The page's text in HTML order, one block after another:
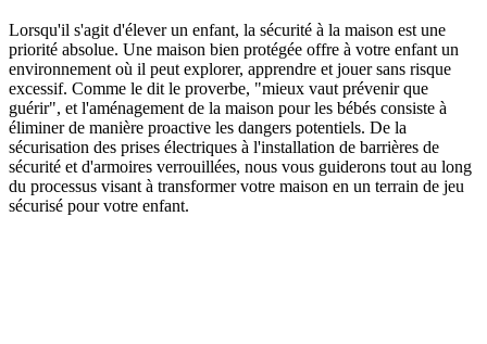
Lorsqu'il s'agit d'élever un enfant, la sécurité à la maison est une
priorité absolue. Une maison bien protégée offre à votre enfant un
environnement où il peut explorer, apprendre et jouer sans risque
excessif. Comme le dit le proverbe, "mieux vaut prévenir que
guérir", et l'aménagement de la maison pour les bébés consiste à
éliminer de manière proactive les dangers potentiels. De la
sécurisation des prises électriques à l'installation de barrières de
sécurité et d'armoires verrouillées, nous vous guiderons tout au long
du processus visant à transformer votre maison en un terrain de jeu
sécurisé pour votre enfant.